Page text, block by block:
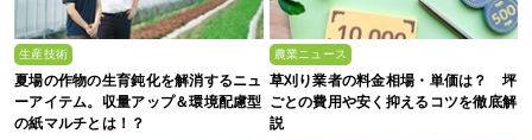
生産技術
夏場の作物の生育鈍化を解消するニュ
ーアイテム。収量アップ＆環境配慮型
の紙マルチとは！？
農業ニュース
草刈り業者の料金相場・単価は？ 坪
ごとの費用や安く抑えるコツを徹底解
説